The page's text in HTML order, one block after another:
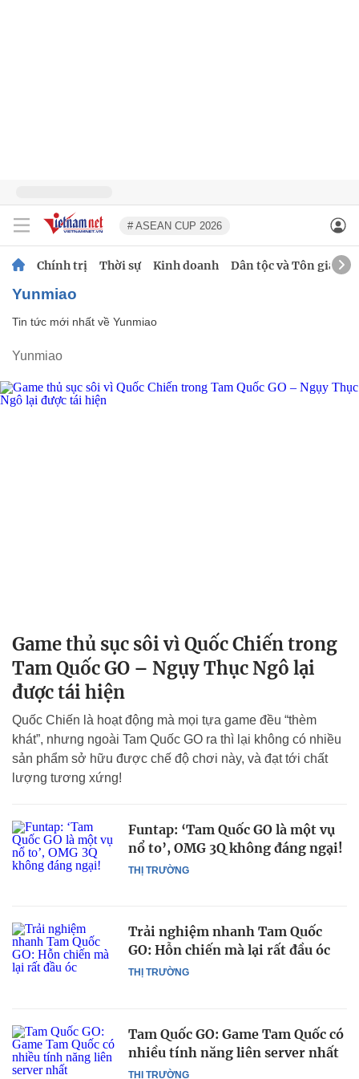
# ASEAN CUP 2026
Chính trị Thời sự Kinh doanh Dân tộc và Tôn giáo
Yunmiao
Tin tức mới nhất về Yunmiao
Yunmiao
Game thủ sục sôi vì Quốc Chiến trong
Tam Quốc GO – Ngụy Thục Ngô lại
được tái hiện
Quốc Chiến là hoạt động mà mọi tựa game đều “thèm
khát”, nhưng ngoài Tam Quốc GO ra thì lại không có nhiều
sản phẩm sở hữu được chế độ chơi này, và đạt tới chất
lượng tương xứng!
THỊ TRƯỜNG
Funtap: ‘Tam Quốc GO là một vụ
nổ to’, OMG 3Q không đáng ngại!
THỊ TRƯỜNG
Trải nghiệm nhanh Tam Quốc
GO: Hỗn chiến mà lại rất đầu óc
THỊ TRƯỜNG
Tam Quốc GO: Game Tam Quốc có
nhiều tính năng liên server nhất